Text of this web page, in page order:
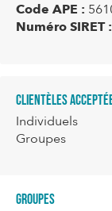
Code APE :
Numéro SIRET :
Clientèles
Individuels
Groupes
Groupes